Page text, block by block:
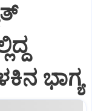
ಭಾಗ್ಯ